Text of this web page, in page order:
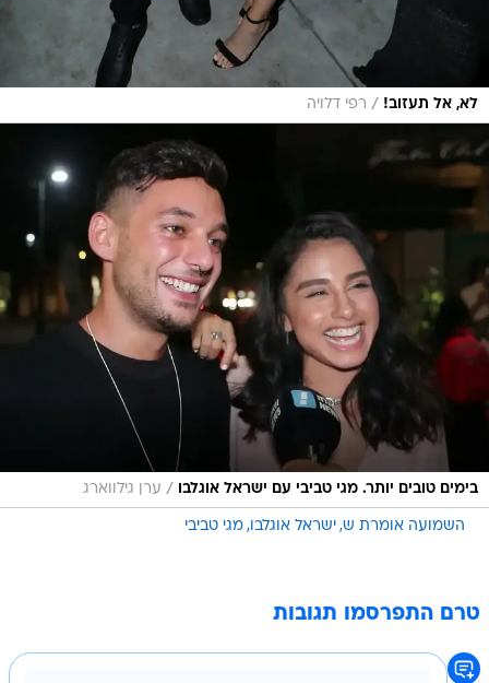
לא, אל תעזוב! / רפי דלויה
בימים טובים יותר. מגי טביבי עם ישראל אוגלבו / ערן גילווארג
השמועה אומרת ש ישראל אוגלבו מגי טביבי
טרם התפרסמו תגובות